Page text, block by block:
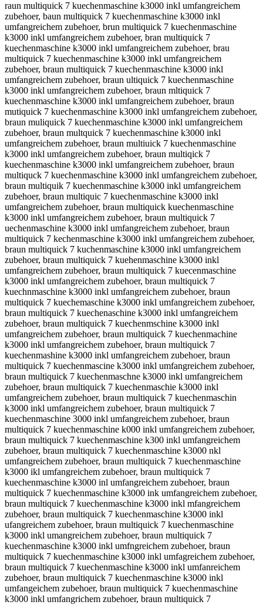
raun multiquick 7 kuechenmaschine k3000 inkl umfangreichem
zubehoer, baun multiquick 7 kuechenmaschine k3000 inkl
umfangreichem zubehoer, brun multiquick 7 kuechenmaschine
k3000 inkl umfangreichem zubehoer, bran multiquick 7
kuechenmaschine k3000 inkl umfangreichem zubehoer, brau
multiquick 7 kuechenmaschine k3000 inkl umfangreichem
zubehoer, braun multiquick 7 kuechenmaschine k3000 inkl
umfangreichem zubehoer, braun ultiquick 7 kuechenmaschine
k3000 inkl umfangreichem zubehoer, braun mltiquick 7
kuechenmaschine k3000 inkl umfangreichem zubehoer, braun
mutiquick 7 kuechenmaschine k3000 inkl umfangreichem zubehoer,
braun muliquick 7 kuechenmaschine k3000 inkl umfangreichem
zubehoer, braun multquick 7 kuechenmaschine k3000 inkl
umfangreichem zubehoer, braun multiuick 7 kuechenmaschine
k3000 inkl umfangreichem zubehoer, braun multiqick 7
kuechenmaschine k3000 inkl umfangreichem zubehoer, braun
multiquck 7 kuechenmaschine k3000 inkl umfangreichem zubehoer,
braun multiquik 7 kuechenmaschine k3000 inkl umfangreichem
zubehoer, braun multiquic 7 kuechenmaschine k3000 inkl
umfangreichem zubehoer, braun multiquick kuechenmaschine
k3000 inkl umfangreichem zubehoer, braun multiquick 7
uechenmaschine k3000 inkl umfangreichem zubehoer, braun
multiquick 7 kechenmaschine k3000 inkl umfangreichem zubehoer,
braun multiquick 7 kuchenmaschine k3000 inkl umfangreichem
zubehoer, braun multiquick 7 kuehenmaschine k3000 inkl
umfangreichem zubehoer, braun multiquick 7 kuecenmaschine
k3000 inkl umfangreichem zubehoer, braun multiquick 7
kuechnmaschine k3000 inkl umfangreichem zubehoer, braun
multiquick 7 kuechemaschine k3000 inkl umfangreichem zubehoer,
braun multiquick 7 kuechenaschine k3000 inkl umfangreichem
zubehoer, braun multiquick 7 kuechenmschine k3000 inkl
umfangreichem zubehoer, braun multiquick 7 kuechenmachine
k3000 inkl umfangreichem zubehoer, braun multiquick 7
kuechenmashine k3000 inkl umfangreichem zubehoer, braun
multiquick 7 kuechenmascine k3000 inkl umfangreichem zubehoer,
braun multiquick 7 kuechenmaschne k3000 inkl umfangreichem
zubehoer, braun multiquick 7 kuechenmaschie k3000 inkl
umfangreichem zubehoer, braun multiquick 7 kuechenmaschin
k3000 inkl umfangreichem zubehoer, braun multiquick 7
kuechenmaschine 3000 inkl umfangreichem zubehoer, braun
multiquick 7 kuechenmaschine k000 inkl umfangreichem zubehoer,
braun multiquick 7 kuechenmaschine k300 inkl umfangreichem
zubehoer, braun multiquick 7 kuechenmaschine k3000 nkl
umfangreichem zubehoer, braun multiquick 7 kuechenmaschine
k3000 ikl umfangreichem zubehoer, braun multiquick 7
kuechenmaschine k3000 inl umfangreichem zubehoer, braun
multiquick 7 kuechenmaschine k3000 ink umfangreichem zubehoer,
braun multiquick 7 kuechenmaschine k3000 inkl mfangreichem
zubehoer, braun multiquick 7 kuechenmaschine k3000 inkl
ufangreichem zubehoer, braun multiquick 7 kuechenmaschine
k3000 inkl umangreichem zubehoer, braun multiquick 7
kuechenmaschine k3000 inkl umfngreichem zubehoer, braun
multiquick 7 kuechenmaschine k3000 inkl umfagreichem zubehoer,
braun multiquick 7 kuechenmaschine k3000 inkl umfanreichem
zubehoer, braun multiquick 7 kuechenmaschine k3000 inkl
umfangeichem zubehoer, braun multiquick 7 kuechenmaschine
k3000 inkl umfangrichem zubehoer, braun multiquick 7